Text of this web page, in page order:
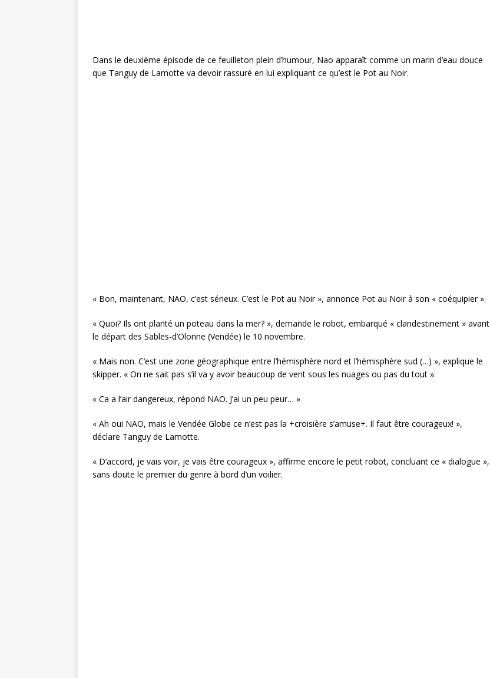
Dans le deuxième épisode de ce feuilleton plein d’humour, Nao apparaît comme un marin d’eau douce
que Tanguy de Lamotte va devoir rassuré en lui expliquant ce qu’est le Pot au Noir.
« Bon, maintenant, NAO, c’est sérieux. C’est le Pot au Noir », annonce Pot au Noir à son « coéquipier ».
« Quoi? Ils ont planté un poteau dans la mer? », demande le robot, embarqué « clandestinement » avant
le départ des Sables-d’Olonne (Vendée) le 10 novembre.
« Mais non. C’est une zone géographique entre l’hémisphère nord et l’hémisphère sud (…) », explique le
skipper. « On ne sait pas s’il va y avoir beaucoup de vent sous les nuages ou pas du tout ».
« Ca a l’air dangereux, répond NAO. J’ai un peu peur… »
« Ah oui NAO, mais le Vendée Globe ce n’est pas la +croisière s’amuse+. Il faut être courageux! »,
déclare Tanguy de Lamotte.
« D’accord, je vais voir, je vais être courageux », affirme encore le petit robot, concluant ce « dialogue »,
sans doute le premier du genre à bord d’un voilier.